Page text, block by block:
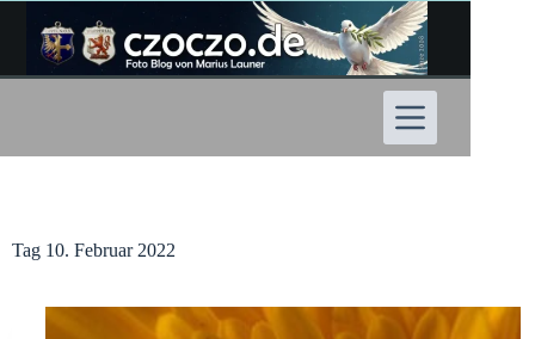
Inhalt
springen
Tag 10. Februar 2022